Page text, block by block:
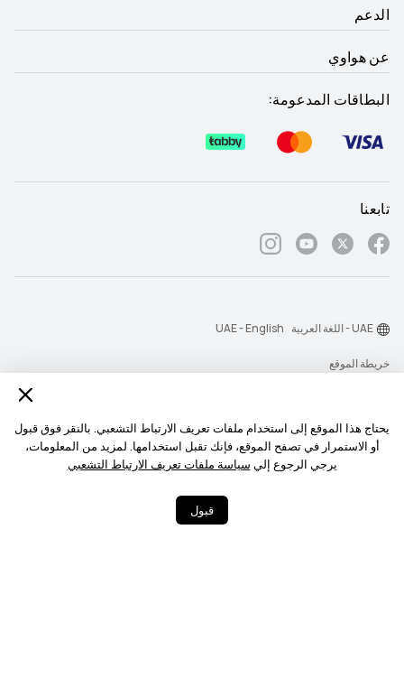
يحتاج هذا الموقع إلى استخدام ملفات تعريف الارتباط التشعبي. بالنقر فوق قبول
أو الاستمرار في تصفح الموقع، فإنك تقبل استخدامها. لمزيد من المعلومات،
يرجي الرجوع إلي سياسة ملفات تعريف الارتباط التشعبي
قبول
الدعم
عن هواوي
البطاقات المدعومة:
تابعنا
‎©2026 Huawei Device Co., Ltd. All rights reserved.‎
خريطة الموقع
بيان الخصوصية
الكوكيز
UAE - اللغة العربية UAE - English